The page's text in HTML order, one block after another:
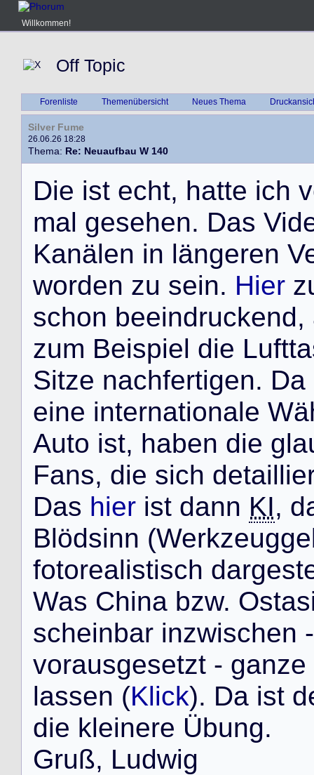
Willkommen!
Off Topic
Forenliste Themenübersicht Neues Thema
Silver Fume
26.06.26 18:28
Thema: Re: Neuaufbau W 140
Die ist echt, hatte ich v
mal gesehen. Das Vid
Kanälen in längeren V
worden zu sein. Hier z
schon beeindruckend,
zum Beispiel die Luftta
Sitze nachfertigen. Da
eine internationale Wä
Auto ist, haben die gla
Fans, die sich detaillie
Das hier ist dann KI, d
Blödsinn (Werkzeugge
fotorealistisch dargest
Was China bzw. Ostas
scheinbar inzwischen -
vorausgesetzt - ganze
lassen (Klick). Da ist d
die kleinere Übung.
Gruß, Ludwig